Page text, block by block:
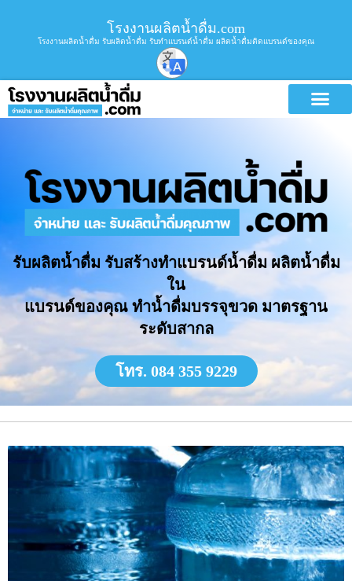
โรงงานผลิตน้ำดื่ม.com
โรงงานผลิตน้ำดื่ม รับผลิตน้ำดื่ม รับทำแบรนด์น้ำดื่ม ผลิตน้ำดื่มติดแบรนด์ของคุณ
รับผลิตน้ำดื่ม รับสร้างทำแบรนด์น้ำดื่ม ผลิตน้ำดื่ม
ใน
แบรนด์ของคุณ ทำน้ำดื่มบรรจุขวด มาตรฐาน
ระดับสากล
โทร. 084 355 9229